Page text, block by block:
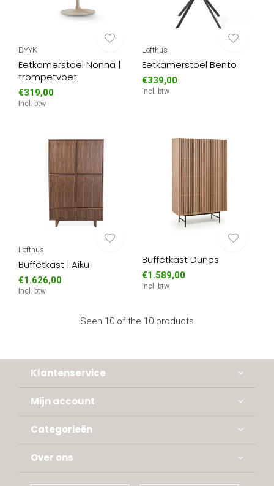
DYYK
Eetkamerstoel Nonna |
trompetvoet
€319,00
Incl. btw
Lofthus
Eetkamerstoel Bento
€339,00
Incl. btw
Lofthus
Buffetkast | Aiku
€1.626,00
Incl. btw
Buffetkast Dunes
€1.589,00
Incl. btw
Seen 10 of the 10 products
Klantenservice
Mijn account
Categorieën
Over ons